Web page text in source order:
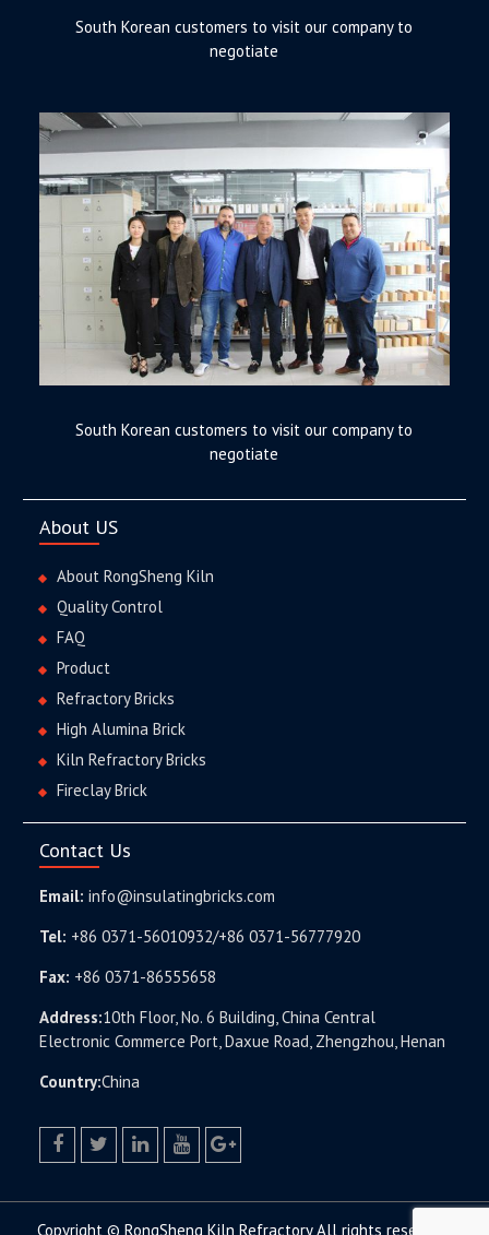
South Korean customers to visit our company to
negotiate
South Korean customers to visit our company to
negotiate
About US
About RongSheng Kiln
Quality Control
FAQ
Product
Refractory Bricks
High Alumina Brick
Kiln Refractory Bricks
Fireclay Brick
Contact Us
Email: info@insulatingbricks.com
Tel: +86 0371-56010932/+86 0371-56777920
Fax: +86 0371-86555658
Address:10th Floor, No. 6 Building, China Central
Electronic Commerce Port, Daxue Road, Zhengzhou, Henan
Country:China
Copyright © RongSheng Kiln Refractory All rights reserved.